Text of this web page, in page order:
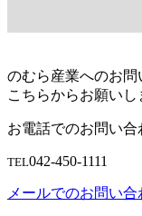
のむら産業へのお
こちらからお願いし
お電話でのお問い合
TEL042-450-1111
メールでのお問い合